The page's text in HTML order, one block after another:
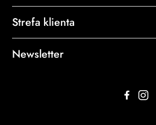
Strefa klienta
Newsletter